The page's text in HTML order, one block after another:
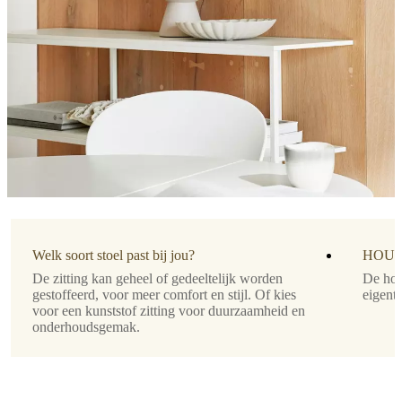
Ontworpen
door
Henrik
Montage-
instructies
Eenvoudige
Downloads
Productblad
Welk soort stoel past bij jou?
De zitting kan geheel of gedeeltelijk worden
gestoffeerd, voor meer comfort en stijl. Of kies
voor een kunststof zitting voor duurzaamheid en
onderhoudsgemak.
De